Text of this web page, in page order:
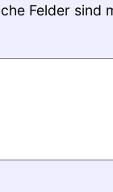
Felder sind